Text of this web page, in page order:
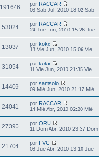
191646 por RACCAR
03 Sab Jul, 2010 18:02 Sab
53024 por RACCAR
24 Jue Jun, 2010 15:26 Jue
13037 por koke
18 Vie Jun, 2010 15:06 Vie
31054 por koke
11 Vie Jun, 2010 21:35 Vie
14409 por samsolo
09 Mié Jun, 2010 21:17 Mié
24041 por RACCAR
14 Mié Abr, 2010 02:20 Mié
27396 por ORU
11 Dom Abr, 2010 23:37 Dom
21704 por FVG
08 Jue Abr, 2010 13:10 Jue